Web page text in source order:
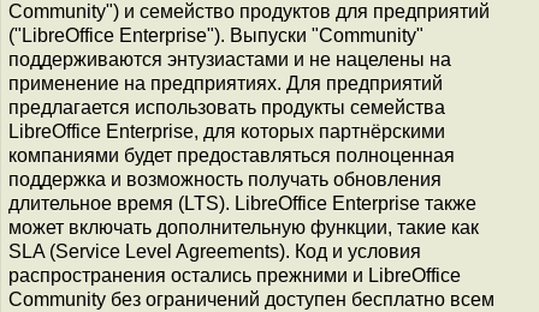
Community") и семейство продуктов для предприятий
("LibreOffice Enterprise"). Выпуски "Community"
поддерживаются энтузиастами и не нацелены на
применение на предприятиях. Для предприятий
предлагается использовать продукты семейства
LibreOffice Enterprise, для которых партнёрскими
компаниями будет предоставляться полноценная
поддержка и возможность получать обновления
длительное время (LTS). LibreOffice Enterprise также
может включать дополнительную функции, такие как
SLA (Service Level Agreements). Код и условия
распространения остались прежними и LibreOffice
Community без ограничений доступен бесплатно всем